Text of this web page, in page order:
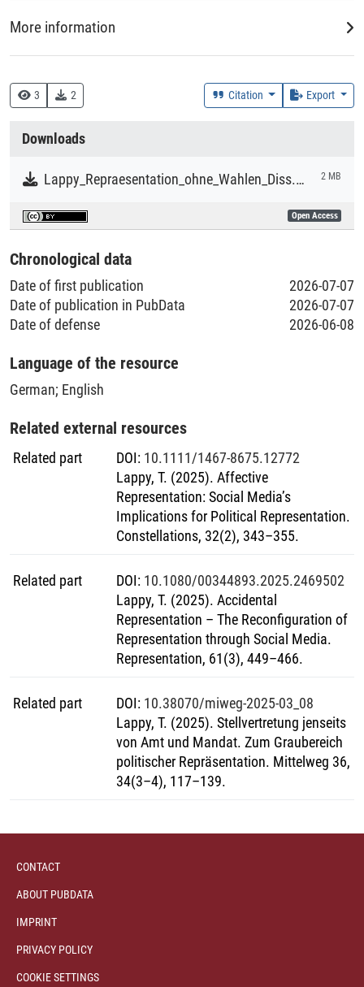
3 2 Citation Export
Downloads
Lappy_Repraesentation_ohne_Wahlen_Diss.pdf 2 MB
Open Access
Chronological data
Date of first publication
2026-07-07
Date of publication in PubData
2026-07-07
Date of defense
2026-06-08
Language of the resource
German; English
Related external resources
Related part DOI: 10.1111/1467-8675.12772
Lappy, T. (2025). Affective
Representation: Social Media’s
Implications for Political Representation.
Constellations, 32(2), 343–355.
Related part DOI: 10.1080/00344893.2025.2469502
Lappy, T. (2025). Accidental
Representation – The Reconfiguration of
Representation through Social Media.
Representation, 61(3), 449–466.
Related part DOI: 10.38070/miweg-2025-03_08
Lappy, T. (2025). Stellvertretung jenseits
von Amt und Mandat. Zum Graubereich
politischer Repräsentation. Mittelweg 36,
34(3–4), 117–139.
More information
320.014
Creation Context
Collections
Literaturpublikationen
CONTACT
ABOUT PUBDATA
IMPRINT
PRIVACY POLICY
COOKIE SETTINGS